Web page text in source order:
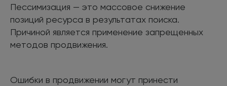
Пессимизация — это массовое снижение
позиций ресурса в результатах поиска.
Причиной является применение запрещенных
методов продвижения.
Ошибки в продвижении могут принести